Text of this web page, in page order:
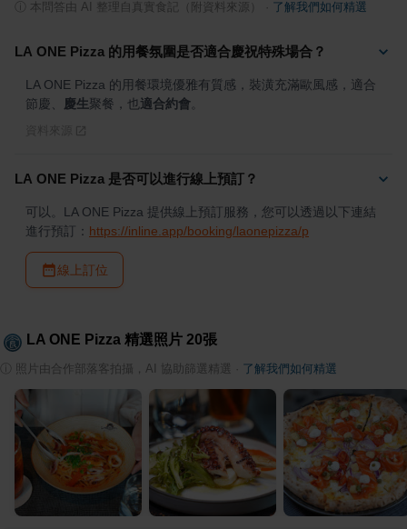
本問答由 AI 整理自真實食記（附資料來源） 了解我們如何精選
LA ONE Pizza 的用餐氛圍是否適合慶祝特殊場合？
LA ONE Pizza 的用餐環境優雅有質感，裝潢充滿歐風感，適合
節慶、
慶生聚餐，也 適合約會
LA ONE Pizza 是否可以進行線上預訂？
可以。LA ONE Pizza 提供線上預訂服務，您可以透過以下連結
進行預訂： https://inline.app/booking/laonepizza/p
線上訂位
LA ONE Pizza 精選照片 20張
照片由合作部落客拍攝，AI 協助篩選精選 了解我們如何精選